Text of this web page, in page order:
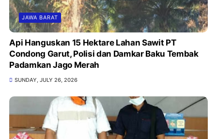
JAWA BARAT
Api Hanguskan 15 Hektare Lahan Sawit PT
Condong Garut, Polisi dan Damkar Baku Tembak
Padamkan Jago Merah
SUNDAY, JULY 26, 2026